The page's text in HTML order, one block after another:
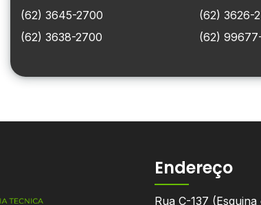
(62) 3645-2700
(62) 3638-2700
(62) 3626-
(62)
Endereço
Rua C-137 (Esquina